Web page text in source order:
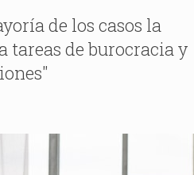
de los casos la
tareas de burocracia y